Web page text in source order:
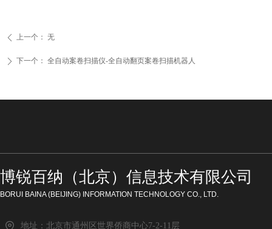
ꄴ 上一个： 无
ꄲ 下一个： 全自动案卷扫描仪-全自动翻页案卷扫描机器人
博锐百纳（北京）信息技术有限公司
BORUI BAINA (BEIJING) INFORMATION TECHNOLOGY CO., LTD.
地址： 北京市通州区世界侨商中心7-2-11层